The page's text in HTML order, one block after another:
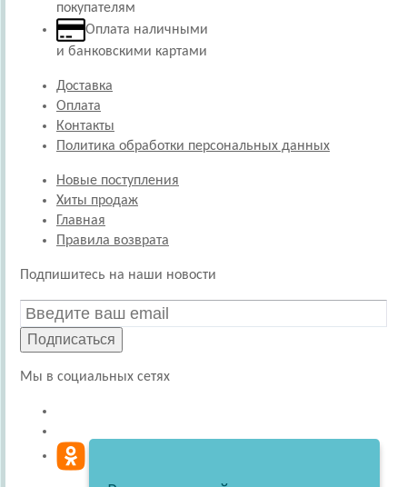
покупателям
Оплата наличными
и банковскими картами
Доставка
Оплата
Контакты
Политика обработки персональных данных
Новые поступления
Хиты продаж
Главная
Правила возврата
Подпишитесь на наши новости
Подписаться
Мы в социальных сетях